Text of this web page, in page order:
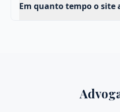
Em quanto tempo o site